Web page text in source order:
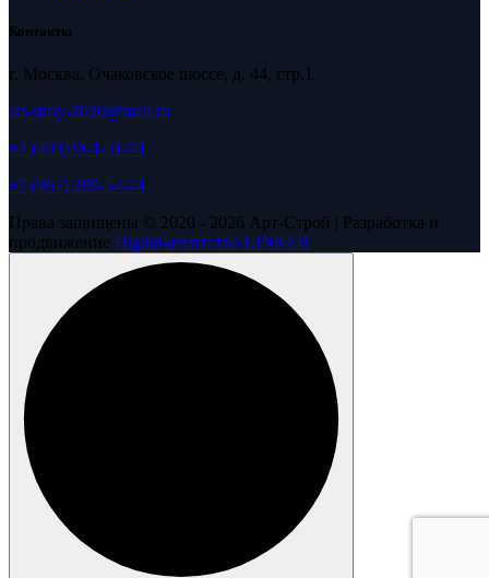
Контакты
г. Москва, Очаковское шоссе, д. 44, стр.1
art-stroy-2020@mail.ru
+7 (499) 964-51-74
+7 (967) 299-54-74
Права защищены © 2020 - 2026 Арт-Строй | Разработка и
продвижение Digital-агентство LINKER